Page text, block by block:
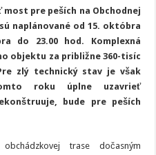
pre peších na Obchodnej
naplánované od 15. októbra
do 23.00 hod. Komplexná
objektu za približne 360-tisíc
zlý technický stav je však
roku úplne uzavrieť
bude pre peších
trase dočasným